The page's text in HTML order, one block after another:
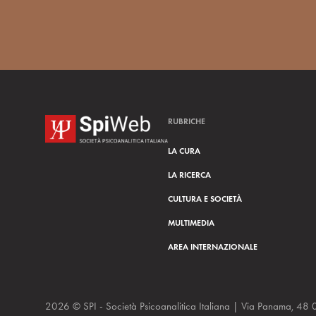
RUBRICHE
LA CURA
LA RICERCA
CULTURA E SOCIETÀ
MULTIMEDIA
AREA INTERNAZIONALE
2026 © SPI - Società Psicoanalitica Italiana | Via Panama,